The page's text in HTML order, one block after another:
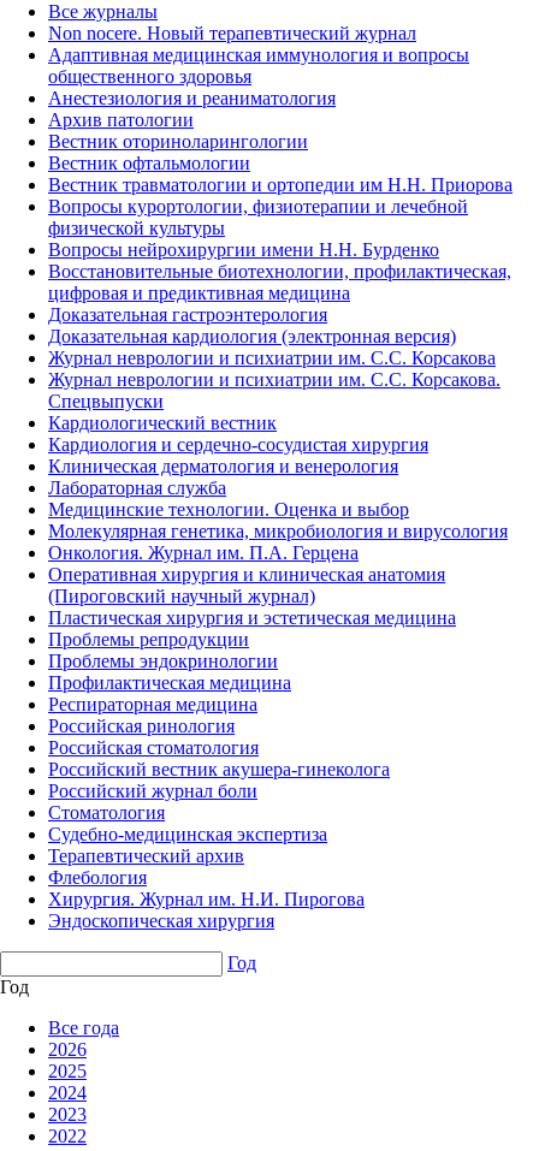
Все журналы
Non nocere. Новый терапевтический журнал
Адаптивная медицинская иммунология и вопросы
общественного здоровья
Анестезиология и реаниматология
Архив патологии
Вестник оториноларингологии
Вестник офтальмологии
Вестник травматологии и ортопедии им Н.Н. Приорова
Вопросы курортологии, физиотерапии и лечебной
физической культуры
Вопросы нейрохирургии имени Н.Н. Бурденко
Восстановительные биотехнологии, профилактическая,
цифровая и предиктивная медицина
Доказательная гастроэнтерология
Доказательная кардиология (электронная версия)
Журнал неврологии и психиатрии им. С.С. Корсакова
Журнал неврологии и психиатрии им. С.С. Корсакова.
Спецвыпуски
Кардиологический вестник
Кардиология и сердечно-сосудистая хирургия
Клиническая дерматология и венерология
Лабораторная служба
Медицинские технологии. Оценка и выбор
Молекулярная генетика, микробиология и вирусология
Онкология. Журнал им. П.А. Герцена
Оперативная хирургия и клиническая анатомия
(Пироговский научный журнал)
Пластическая хирургия и эстетическая медицина
Проблемы репродукции
Проблемы эндокринологии
Профилактическая медицина
Респираторная медицина
Российская ринология
Российская стоматология
Российский вестник акушера-гинеколога
Российский журнал боли
Стоматология
Судебно-медицинская экспертиза
Терапевтический архив
Флебология
Хирургия. Журнал им. Н.И. Пирогова
Эндоскопическая хирургия
Год
Год
Все года
2026
2025
2024
2023
2022